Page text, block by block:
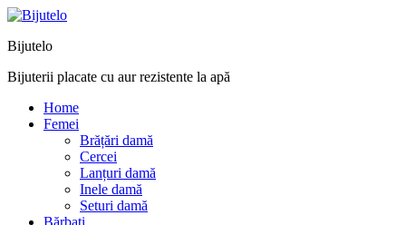
Bijutelo
Bijuterii placate cu aur rezistente la apă
Home
Femei
Brățări damă
Cercei
Lanțuri damă
Inele damă
Seturi damă
Bărbați